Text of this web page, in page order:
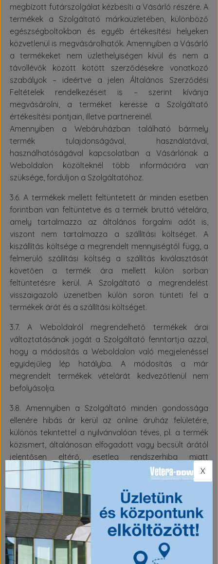
megbízott futárszolgálat kézbesíti a Vásárló részére. A
termékek a Szolgáltató márkaüzletében, különböző
egészségboltokban és egyéb értékesítési helyeken
közvetlenül is megvásárolhatók. Amennyiben a Vásárló
a termékeket nem üzlethelyiségen kívül és nem a
távollévők között kötött szerződésekre vonatkozó
szabályok – ideértve a jelen Általános Szerződési
Feltételek rendelkezéseit is – szerint kívánja
megvásárolni, a terméket keresse a Szolgáltató
értékesítési pontjain, illetve partnereinél.
Amennyiben a Webáruházban található bármely
termék tulajdonságával, használatával,
használhatóságával kapcsolatban a Vásárlónak a
Weboldalon közölteknél több információra van
szüksége, forduljon a Szolgáltatóhoz.
3.6. A termékek mellett feltüntetett ár minden esetben
forintban van feltüntetve és a termék bruttó vételára,
amely tartalmazza az általános forgalmi adót is,
viszont nem tartalmazza a szállítási költséget. A
kiszállítás költsége a megrendelt mennyiségtől függ, a
felmerülő szállítási költség a szállítás kiválasztását
követően a termék ára mellett külön sorban
feltüntetésre kerül. A Szolgáltató a megrendelést
visszaigazoló üzenetben külön soron tünteti fel a
termékek árát és a szállítási költséget.
3.7. A Weboldalról megrendelhető termékek árai
változtatásának jogát a Szolgáltató fenntartja azzal,
hogy a módosítás a Weboldalon való megjelenéssel
egyidejűleg lép hatályba. A módosítás a már
megrendelt termékek vételárát kedvezőtlenül nem
befolyásolja.
3.8. Amennyiben a Szolgáltató minden gondossága
ellenére hibás ár kerül az online áruház felületére,
különös tekintettel a nyilvánvalóan téves, pl. a termék
közismert, általánosan elfogadott vagy becsült árától
jelentősen eltérő, esetleg rendszerhiba miatt
megjelenő "0" forintos vagy "1" forintos árra, akkor a
Szolgáltató nem köteles a terméket hibás áron
értékesíteni, hanem felajánlhatja a helyes áron történő
szállítást, amelynek ismeretében a Vásárló elállhat
vásárlási szándékától.
3.9. A megrendelést a Szolgáltató a Weboldalon
keresztül csak akkor fogadja el, ha a Vásárló a
megrendeléshez szükséges valamennyi adatot
X
X